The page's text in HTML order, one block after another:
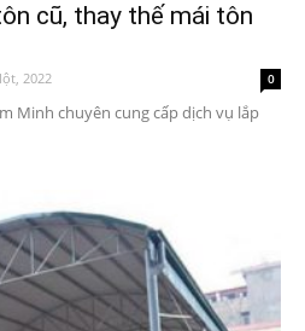
cũ, thay thế mái tôn
2022 0
Minh chuyên cung cấp dịch vụ lắp